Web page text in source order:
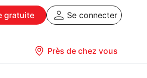
gratuite Se connecter
Près de chez vous